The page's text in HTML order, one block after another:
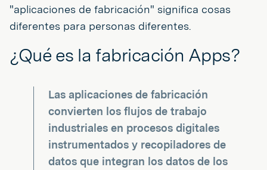
"aplicaciones de fabricación" significa cosas
diferentes para personas diferentes.
¿Qué es la fabricación Apps?
Las aplicaciones de fabricación
convierten los flujos de trabajo
industriales en procesos digitales
instrumentados y recopiladores de
datos que integran los datos de los